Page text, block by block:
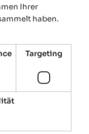
Ihrer
haben.
Targeting